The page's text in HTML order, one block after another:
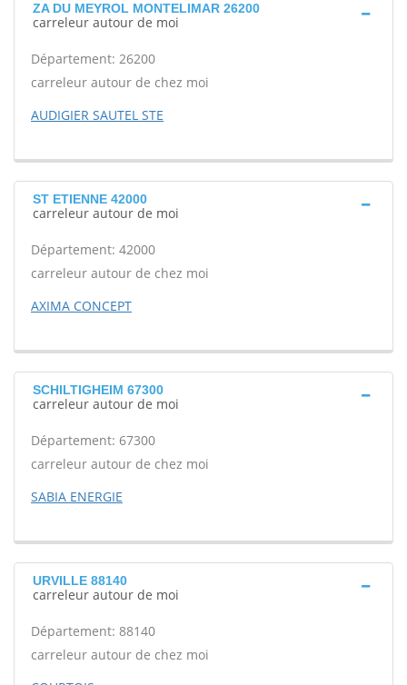
ZA DU MEYROL MONTELIMAR 26200
carreleur autour de moi
Département: 26200
carreleur autour de chez moi
AUDIGIER SAUTEL STE
ST ETIENNE 42000
carreleur autour de moi
Département: 42000
carreleur autour de chez moi
AXIMA CONCEPT
SCHILTIGHEIM 67300
carreleur autour de moi
Département: 67300
carreleur autour de chez moi
SABIA ENERGIE
URVILLE 88140
carreleur autour de moi
Département: 88140
carreleur autour de chez moi